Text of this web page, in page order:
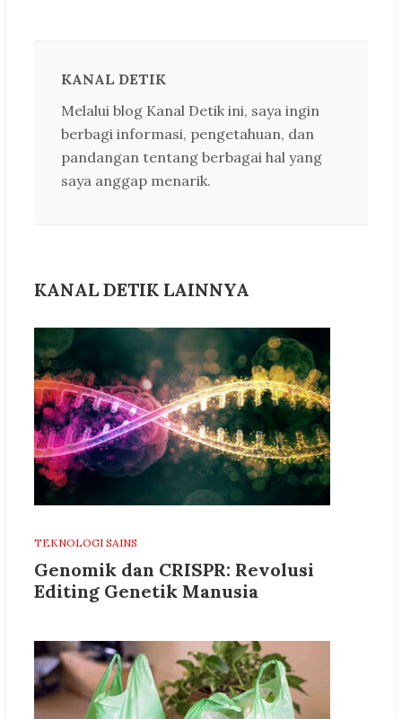
KANAL DETIK
Melalui blog Kanal Detik ini, saya ingin
berbagi informasi, pengetahuan, dan
pandangan tentang berbagai hal yang
saya anggap menarik.
KANAL DETIK LAINNYA
TEKNOLOGI SAINS
Genomik dan CRISPR: Revolusi
Editing Genetik Manusia